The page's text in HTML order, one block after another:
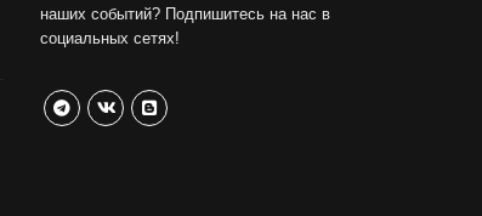
наших событий? Подпишитесь на нас в
социальных сетях!